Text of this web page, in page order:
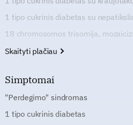
1 tipo cukrinis diabetas su
18 chromosomos trisomija,
Skaityti plačiau
Simptomai
"Perdegimo" sindromas
1 tipo cukrinis diabetas